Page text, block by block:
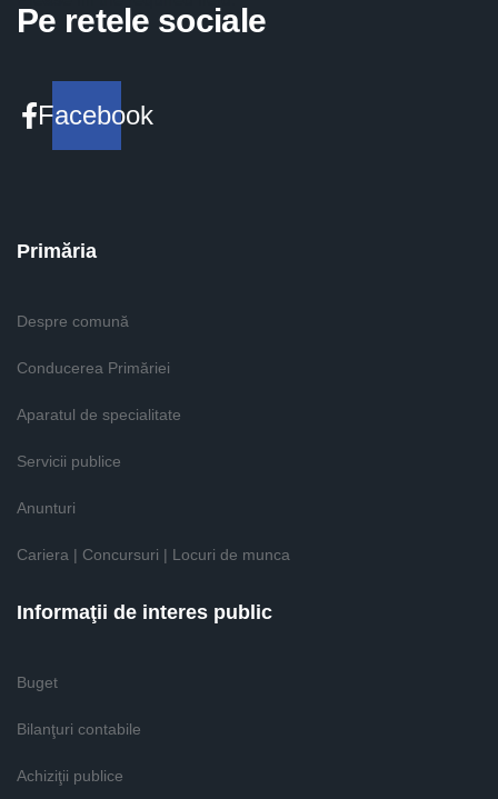
Pe retele sociale
Facebook
Primăria
Despre comună
Conducerea Primăriei
Aparatul de specialitate
Servicii publice
Anunturi
Cariera | Concursuri | Locuri de munca
Informaţii de interes public
Buget
Bilanţuri contabile
Achiziţii publice